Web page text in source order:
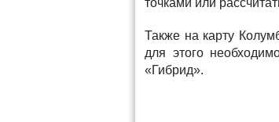
точками или
Также на карту
для этого
«Гибрид».